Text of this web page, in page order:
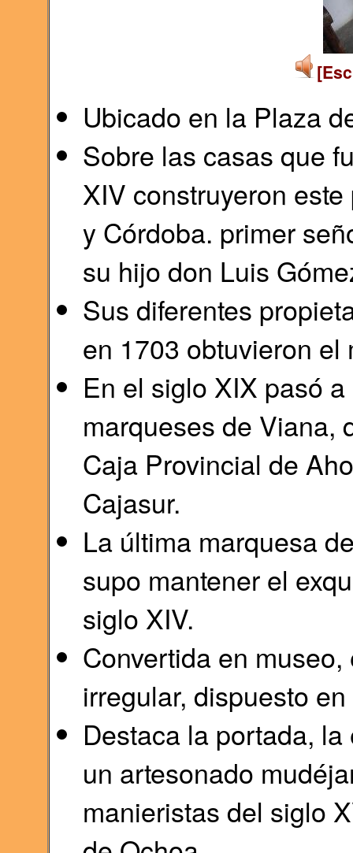
Ubicado en la Plaza
Sobre las casas que
XIV construyeron
y Córdoba. primer
su hijo don Luis
Sus diferentes
en 1703 obtuvieron
En el siglo XIX pasó
marqueses de Viana,
Caja Provincial de
Cajasur.
La última marquesa
supo mantener el
siglo XIV.
Convertida en
irregular, dispuesto
Destaca la portada,
un artesonado
manieristas del siglo